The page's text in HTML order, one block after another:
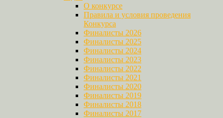
О конкурсе
Правила и условия проведения
Конкурса
Финалисты 2026
Финалисты 2025
Финалисты 2024
Финалисты 2023
Финалисты 2022
Финалисты 2021
Финалисты 2020
Финалисты 2019
Финалисты 2018
Финалисты 2017